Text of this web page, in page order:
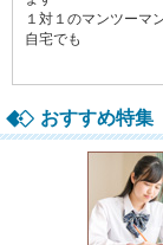
おすすめ特集